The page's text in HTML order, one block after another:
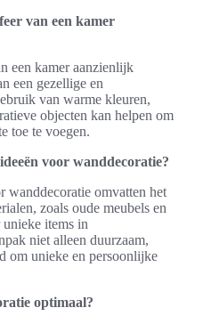
van een kamer
een kamer aanzienlijk
een gezellige en
van warme kleuren,
objecten kan helpen om
toe te voegen.
voor wanddecoratie?
wanddecoratie omvatten het
zoals oude meubels en
unieke items in
niet alleen duurzaam,
om unieke en persoonlijke
optimaal?